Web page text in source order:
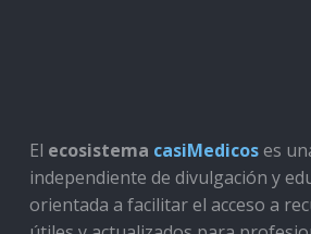
El ecosistema casiMedicoses
independiente de divulgación y
orientada a facilitar el acceso a